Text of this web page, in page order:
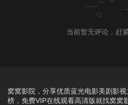
当前暂无评论，赶
窝窝影院，分享优质蓝光电影美剧影
榜，免费VIP在线观看高清版就找窝窝